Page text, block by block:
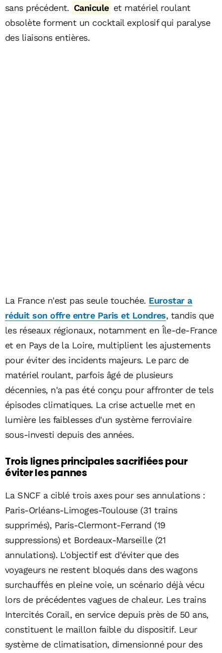
sans précédent. Canicule et matériel roulant
obsolète forment un cocktail explosif qui paralyse
des liaisons entières.
La France n'est pas seule touchée. Eurostar a
réduit son offre entre Paris et Londres, tandis que
les réseaux régionaux, notamment en Île-de-France
et en Pays de la Loire, multiplient les ajustements
pour éviter des incidents majeurs. Le parc de
matériel roulant, parfois âgé de plusieurs
décennies, n'a pas été conçu pour affronter de tels
épisodes climatiques. La crise actuelle met en
lumière les faiblesses d'un système ferroviaire
sous-investi depuis des années.
Trois lignes principales sacrifiées pour
éviter les pannes
La SNCF a ciblé trois axes pour ses annulations :
Paris-Orléans-Limoges-Toulouse (31 trains
supprimés), Paris-Clermont-Ferrand (19
suppressions) et Bordeaux-Marseille (21
annulations). L'objectif est d'éviter que des
voyageurs ne restent bloqués dans des wagons
surchauffés en pleine voie, un scénario déjà vécu
lors de précédentes vagues de chaleur. Les trains
Intercités Corail, en service depuis près de 50 ans,
constituent le maillon faible du dispositif. Leur
système de climatisation, dimensionné pour des